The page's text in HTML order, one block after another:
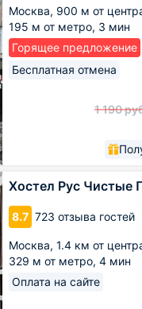
Москва, 900 м от
195 м от метро, 3 мин
Горящее предложение
Бесплатная отмена
1 190
Хостел Рус Чистые
8.7 723 отзыва гостей
Москва, 1.4 км от
329 м от метро, 4 мин
Оплата на сайте